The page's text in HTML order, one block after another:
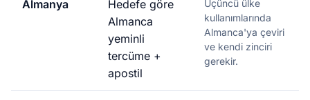
Almanya
Hedefe göre
Almanca
yeminli
tercüme +
apostil
Üçüncü ülke
kullanımlarında
Almanca'ya çeviri
ve kendi zinciri
gerekir.